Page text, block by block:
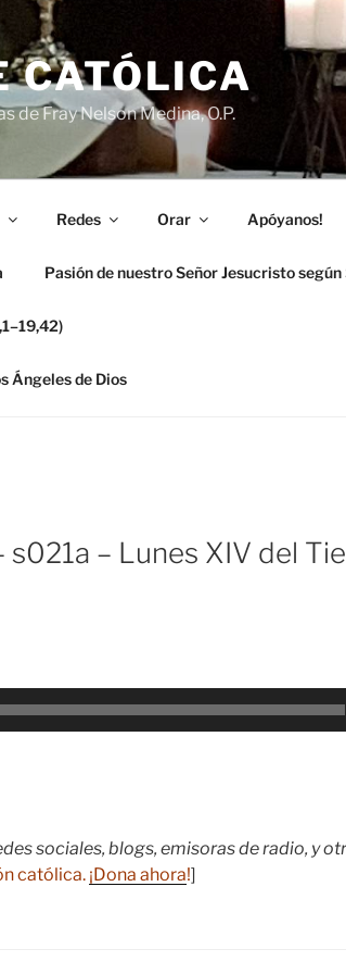
CATÓLICA
de Fray Nelson Medina, O.P.
Redes Orar Apóyanos!
Pasión de nuestro Señor Jesucristo
Ángeles de Dios
– Lunes XIV del
sociales, blogs, emisoras de radio, y
católica. ¡Dona ahora!]